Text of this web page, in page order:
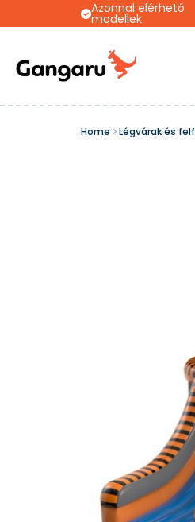
Azonnal elérhető
modellek
Home Légvárak és